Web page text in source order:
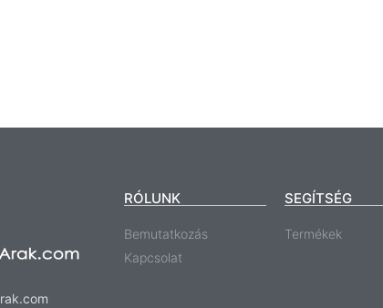
RÓLUNK
Bemutatkozás
Kapcsolat
SEGÍTSÉG
Termékek